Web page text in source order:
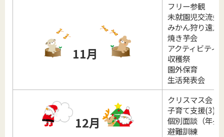
11月
フリー参観
未就園児交流会
みかん狩り遠足
焼き芋会
アクティビティ
収穫祭
園外保育
生活発表会
12月
クリスマス会
子育て支援(3)
個別面談（年長
避難訓練